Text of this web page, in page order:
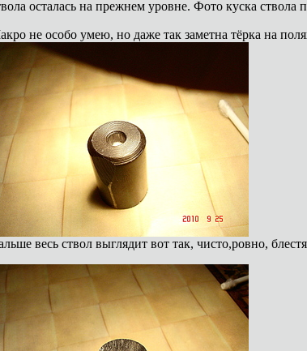
осталась на прежнем уровне. Фото куска ствола
не особо умею, но даже так заметна тёрка на
весь ствол выглядит вот так, чисто,ровно,